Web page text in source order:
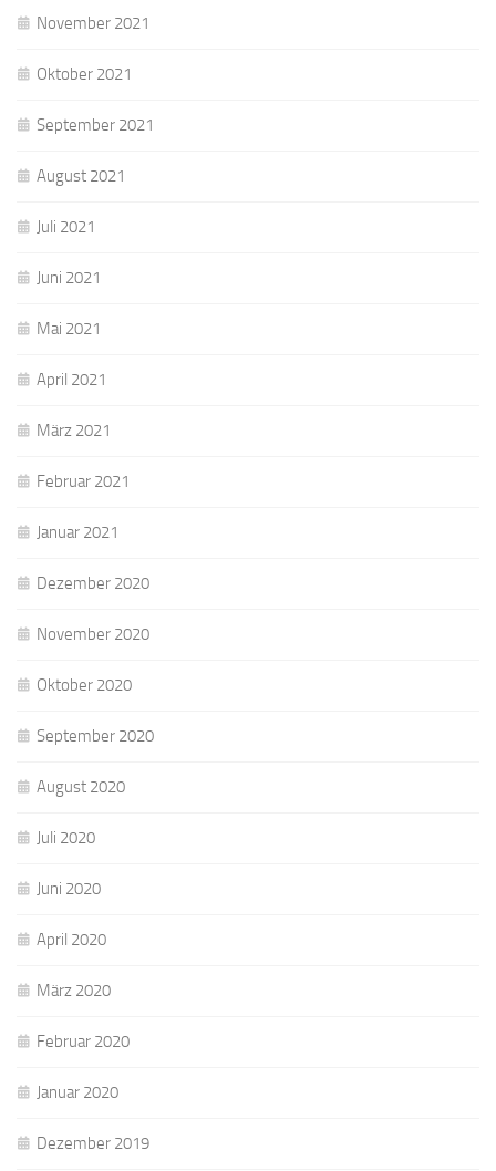
November 2021
Oktober 2021
September 2021
August 2021
Juli 2021
Juni 2021
Mai 2021
April 2021
März 2021
Februar 2021
Januar 2021
Dezember 2020
November 2020
Oktober 2020
September 2020
August 2020
Juli 2020
Juni 2020
April 2020
März 2020
Februar 2020
Januar 2020
Dezember 2019